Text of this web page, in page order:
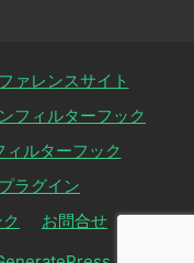
ァレンスサイト
フィルターフック
ルターフック
ラグイン
お問合せ